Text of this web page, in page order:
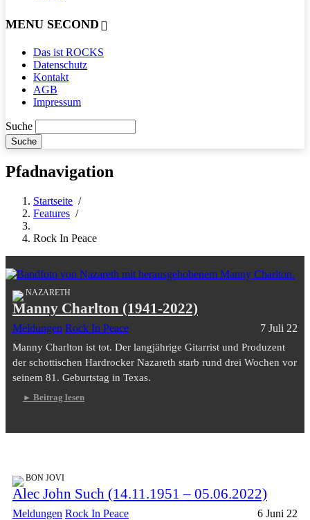
MENU SECOND
Das ist ROCKS
Datenschutz
Kontakt
AGB
Impressum
Suche
Pfadnavigation
Startseite /
Features /
Rock In Peace
NAZARETH
Manny Charlton (1941-2022)
Meldungen Rock In Peace 7 Juli 22
Manny Charlton ist tot. Der langjährige Gitarrist und Produzent
der schottischen Hardrocker Nazareth starb rund drei Wochen vor
seinem 81. Geburtstag in Texas.
Beitrag lesen
BON JOVI
Alec John Such (14.11.1951 – 05.06.2022)
Meldungen Rock In Peace 6 Juni 22